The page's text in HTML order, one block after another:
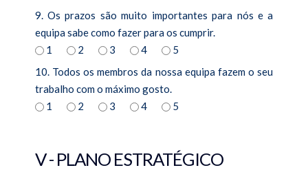
9. Os prazos são muito importantes para nós e a
equipa sabe como fazer para os cumprir.
1
2 3 4
5
10. Todos os membros da nossa equipa fazem o seu
trabalho com o máximo gosto.
1
2 3 4 5
V - PLANO ESTRATÉGICO